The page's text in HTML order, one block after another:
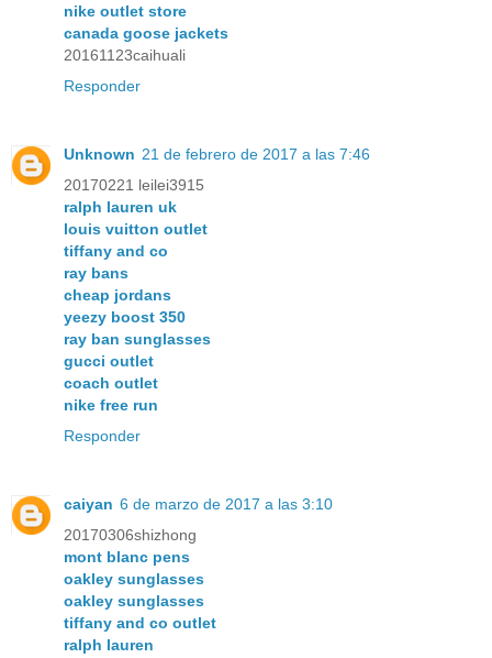
nike outlet store
canada goose jackets
20161123caihuali
Responder
Unknown 21 de febrero de 2017 a las 7:46
20170221 leilei3915
ralph lauren uk
louis vuitton outlet
tiffany and co
ray bans
cheap jordans
yeezy boost 350
ray ban sunglasses
gucci outlet
coach outlet
nike free run
Responder
caiyan 6 de marzo de 2017 a las 3:10
20170306shizhong
mont blanc pens
oakley sunglasses
oakley sunglasses
tiffany and co outlet
ralph lauren